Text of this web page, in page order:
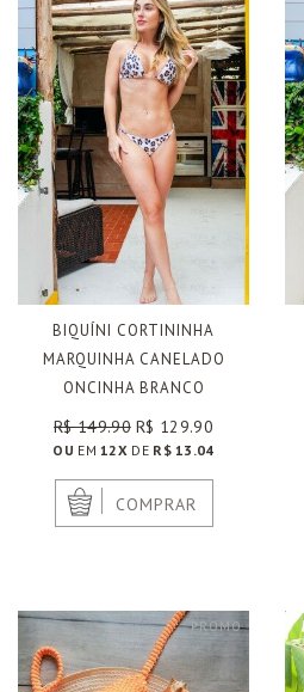
BIQUÍNI CORTININHA
MARQUINHA CANELADO
ONCINHA BRANCO
R$ 149.90 R$ 129.90
OU EM12X DE R$ 13.04
COMPRAR
PROMO